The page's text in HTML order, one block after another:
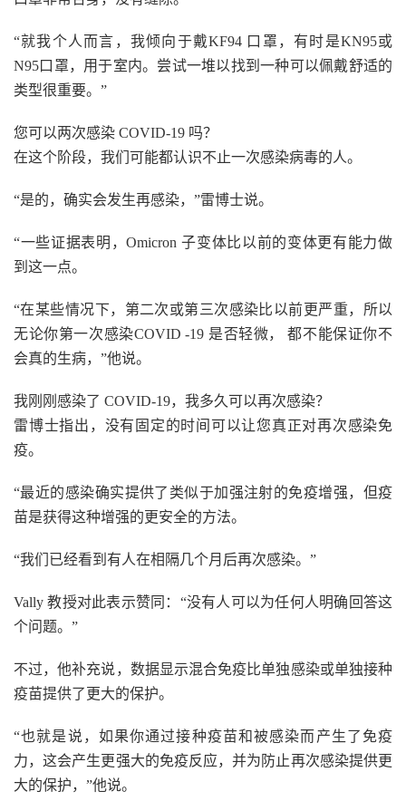
“就我个人而言，我倾向于戴KF94 口罩，有时是KN95或
N95口罩，用于室内。尝试一堆以找到一种可以佩戴舒适的
类型很重要。”
您可以两次感染 COVID-19 吗？
在这个阶段，我们可能都认识不止一次感染病毒的人。
“是的，确实会发生再感染，”雷博士说。
“一些证据表明，Omicron 子变体比以前的变体更有能力做
到这一点。
“在某些情况下，第二次或第三次感染比以前更严重，所以
无论你第一次感染COVID -19 是否轻微， 都不能保证你不
会真的生病，”他说。
我刚刚感染了 COVID-19，我多久可以再次感染？
雷博士指出，没有固定的时间可以让您真正对再次感染免
疫。
“最近的感染确实提供了类似于加强注射的免疫增强，但疫
苗是获得这种增强的更安全的方法。
“我们已经看到有人在相隔几个月后再次感染。”
Vally 教授对此表示赞同：“没有人可以为任何人明确回答这
个问题。”
不过，他补充说，数据显示混合免疫比单独感染或单独接种
疫苗提供了更大的保护。
“也就是说，如果你通过接种疫苗和被感染而产生了免疫
力，这会产生更强大的免疫反应，并为防止再次感染提供更
大的保护，”他说。